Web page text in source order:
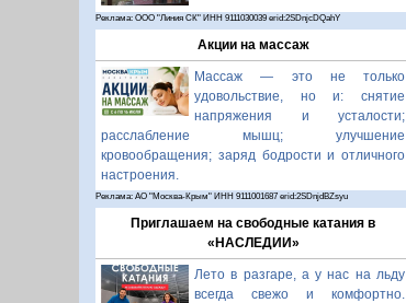
Реклама: ООО "Линия СК" ИНН 9111030039 erid:2SDnjcDQahY
Акции на массаж
Массаж — это не только
удовольствие, но и: снятие
напряжения и усталости;
расслабление мышц; улучшение
кровообращения; заряд бодрости и отличного
настроения.
Реклама: АО "Москва-Крым" ИНН 9111001687 erid:2SDnjdBZsyu
Приглашаем на свободные катания в
«НАСЛЕДИИ»
Лето в разгаре, а у нас на льду
всегда свежо и комфортно.